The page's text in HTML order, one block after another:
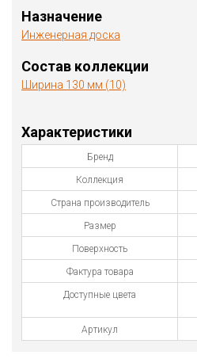
Назначение
Инженерная доска
Состав коллекции
Ширина 130 мм (10)
Характеристики
Бренд
Коллекция
Страна производитель
Размер
Поверхность
Фактура товара
Доступные цвета
Артикул